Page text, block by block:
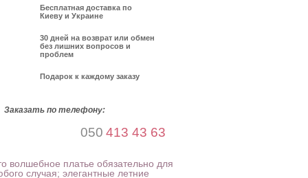
Бесплатная доставка по
Киеву и Украине
30 дней на возврат или обмен
без лишних вопросов и
проблем
Подарок к каждому заказу
Заказать по телефону:
050 413 43 63
волшебное платье обязательно для
случая; элегантные летние